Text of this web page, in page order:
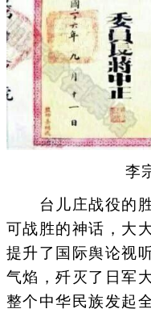
李宗
台儿庄战役的胜
可战胜的神话，大
提升了国际舆论视
气焰，歼灭了日军
整个中华民族发起